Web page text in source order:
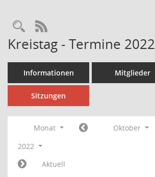
Rechercheauswahl
RSS-Feed
Kreistag - Termine 2022
Informationen Mitglieder
Sitzungen
Monat
Oktober
2022
Aktuell